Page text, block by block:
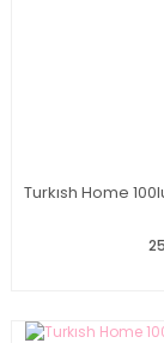
Turkısh Home